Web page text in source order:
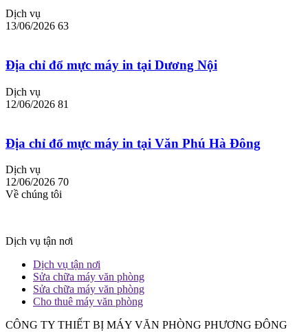
Dịch vụ
13/06/2026 63
Địa chỉ đổ mực máy in tại Dương Nội
Dịch vụ
12/06/2026 81
Địa chỉ đổ mực máy in tại Văn Phú Hà Đông
Dịch vụ
12/06/2026 70
Về chúng tôi
Dịch vụ tận nơi
Dịch vụ tận nơi
Sửa chữa máy văn phòng
Sửa chữa máy văn phòng
Cho thuê máy văn phòng
CÔNG TY THIẾT BỊ MÁY VĂN PHÒNG PHƯƠNG ĐÔNG